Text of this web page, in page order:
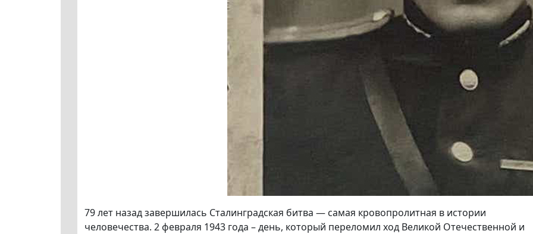
79 лет назад завершилась Сталинградская битва — самая кровопролитная в истории
человечества. 2 февраля 1943 года – день, который переломил ход Великой Отечественной и